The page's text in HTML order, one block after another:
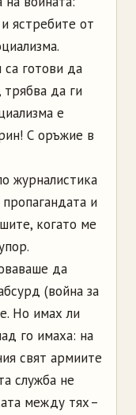
ястребите от
готови да
трябва да ги
е
С оръжие в
журналистика
и
когато ме
да
(война за
Но имах ли
го имаха: на
свят армиите
служба не
между тях –